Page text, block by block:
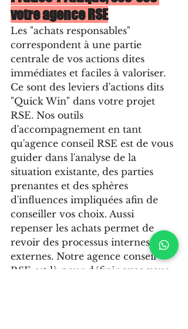
votre agence RSE
Les "achats responsables"
correspondent à une partie
centrale de vos actions dites
immédiates et faciles à valoriser.
Ce sont des leviers d'actions dits
"Quick Win" dans votre projet
RSE. Nos outils
d'accompagnement en tant
qu'agence conseil RSE est de vous
guider dans l'analyse de la
situation existante, des parties
prenantes et des sphères
d'influences impliquées afin de
conseiller vos choix. Aussi
repenser les achats permet de
revoir des processus internes et
externes. Notre agence conseil
RSE est là pour définir avec vous